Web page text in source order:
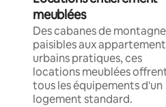
meublées
Des cabanes de montagne
paisibles aux
urbains pratiques, ces
locations meublées
tous les équipements d'un
logement standard.